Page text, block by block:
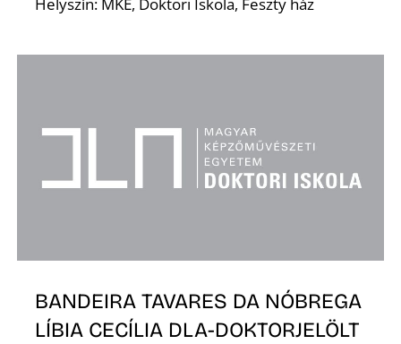
Helyszín: MKE, Doktori Iskola, Feszty ház
BANDEIRA TAVARES DA NÓBREGA
LÍBIA CECÍLIA DLA-DOKTORJELÖLT